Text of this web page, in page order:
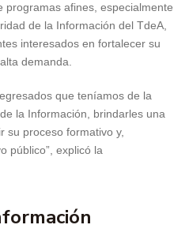
programas afines, especialmente
de la Información del TdeA,
interesados en fortalecer su
demanda.
que teníamos de la
la Información, brindarles una
su proceso formativo y,
público”, explicó la